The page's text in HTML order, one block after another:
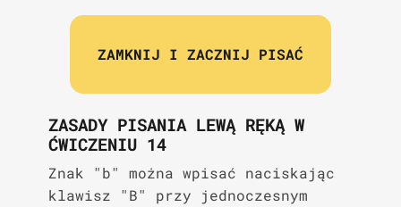
ZAMKNIJ I ZACZNIJ PISAĆ
ZASADY PISANIA LEWĄ RĘKĄ W
ĆWICZENIU 14
Znak "b" można wpisać naciskając
klawisz "B" przy jednoczesnym